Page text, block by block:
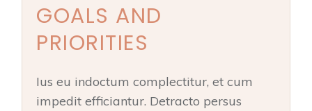
GOALS AND
PRIORITIES
Ius eu indoctum complectitur, et cum
impedit efficiantur. Detracto persus